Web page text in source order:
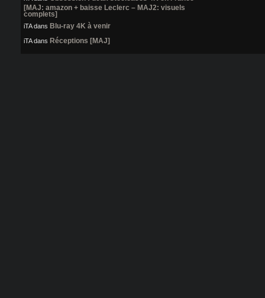
[MAJ: amazon + baisse Leclerc – MAJ2: visuels
complets]
iTAdans Blu-ray 4K à venir
iTAdans Réceptions [MAJ]